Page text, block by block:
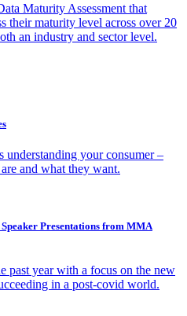
Maturity Assessment that
their maturity level across over 20
an industry and sector level.
understanding your consumer –
and what they want.
Presentations from MMA
past year with a focus on the new
in a post-covid world.